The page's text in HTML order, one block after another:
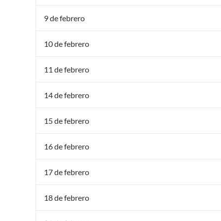
9 de febrero
10 de febrero
11 de febrero
14 de febrero
15 de febrero
16 de febrero
17 de febrero
18 de febrero